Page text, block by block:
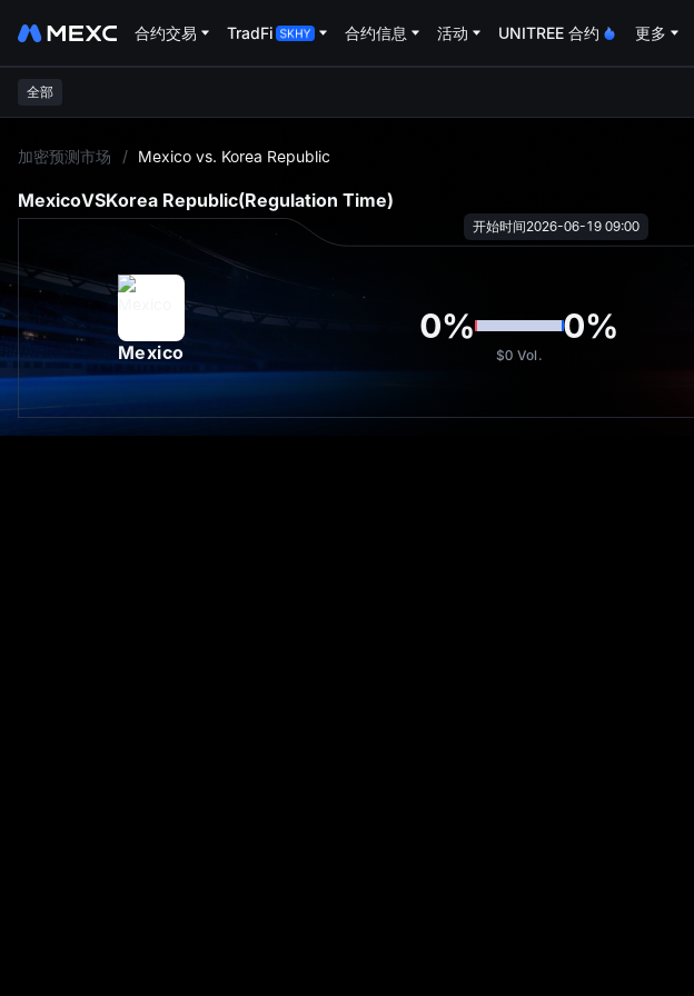
合约交易 TradFi 合约信息 活动 UNITREE 合约 更多
全部
加密预测市场 / Mexico vs. Korea Republic
MexicoVSKorea Republic(Regulation Time)
开始时间2026-06-19 09:00
Mexico
0% 0%
$0 Vol.